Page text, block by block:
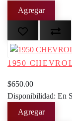
1950
$650.00
Disponibilidad: En